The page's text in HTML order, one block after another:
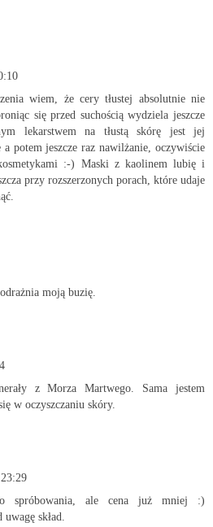
wiem, że cery tłustej absolutnie nie
się przed suchością wydziela jeszcze
lekarstwem na tłustą skórę jest jej
potem jeszcze raz nawilżanie, oczywiście
:-) Maski z kaolinem lubię i
przy rozszerzonych porach, które udaje
moją buzię.
z Morza Martwego. Sama jestem
w oczyszczaniu skóry.
spróbowania, ale cena już mniej :)
skład.